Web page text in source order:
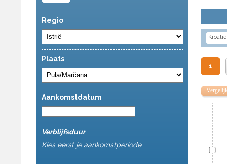
Regio
Plaats
Aankomstdatum
Verblijfsduur
Kies eerst je aankomstperiode
Kroatië
1